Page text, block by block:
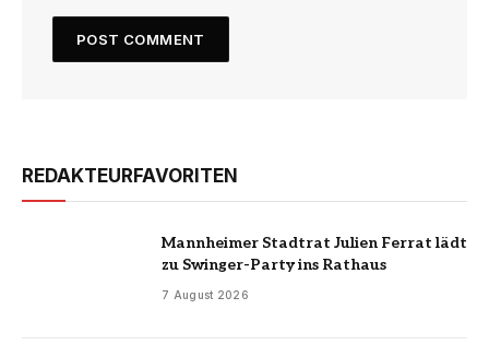
REDAKTEURFAVORITEN
Mannheimer Stadtrat Julien Ferrat lädt
zu Swinger-Party ins Rathaus
7 August 2026